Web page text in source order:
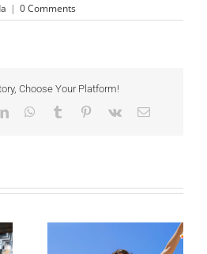
| 0 Comments
Choose Your Platform!
LinkedInWhatsApp
Tumblr Pinterest
Vk Email